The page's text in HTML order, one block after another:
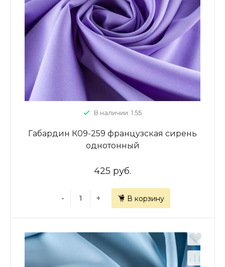
В наличии: 1.55
Габардин К09-259 французская сирень
однотонный
425 руб.
- + В корзину